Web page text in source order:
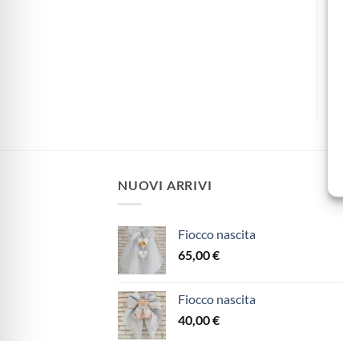
NUOVI ARRIVI
Fiocco nascita
65,00€
Fiocco nascita
40,00€